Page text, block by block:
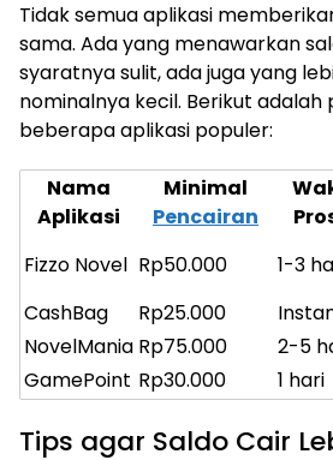
Tidak semua aplikasi
sama. Ada yang menawarkan
syaratnya sulit, ada juga yang
nominalnya kecil. Berikut
beberapa aplikasi populer:
Nama
Aplikasi
Minimal
Pencairan
Fizzo Novel Rp50.000 1-3
CashBag
Rp25.000
NovelMania Rp75.000 2-5
GamePoint Rp30.000 1 hari
Tips agar Saldo Cair